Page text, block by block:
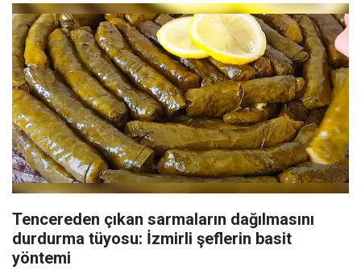
Tencereden çıkan sarmaların dağılmasını
durdurma tüyosu: İzmirli şeflerin basit
yöntemi